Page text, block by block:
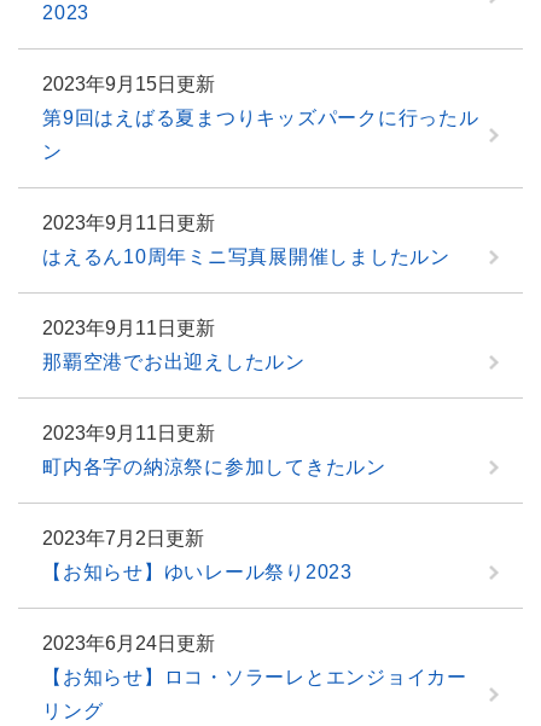
2023
2023年9月15日更新
第9回はえばる夏まつりキッズパークに行ったル
ン
2023年9月11日更新
はえるん10周年ミニ写真展開催しましたルン
2023年9月11日更新
那覇空港でお出迎えしたルン
2023年9月11日更新
町内各字の納涼祭に参加してきたルン
2023年7月2日更新
【お知らせ】ゆいレール祭り2023
2023年6月24日更新
【お知らせ】ロコ・ソラーレとエンジョイカー
リング